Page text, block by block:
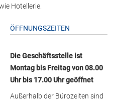
Hotellerie.
ÖFFNUNGSZEITEN
Die Geschäftsstelle ist
Montag bis Freitag von 08.00
Uhr bis 17.00 Uhr geöffnet
Außerhalb der Bürozeiten sind